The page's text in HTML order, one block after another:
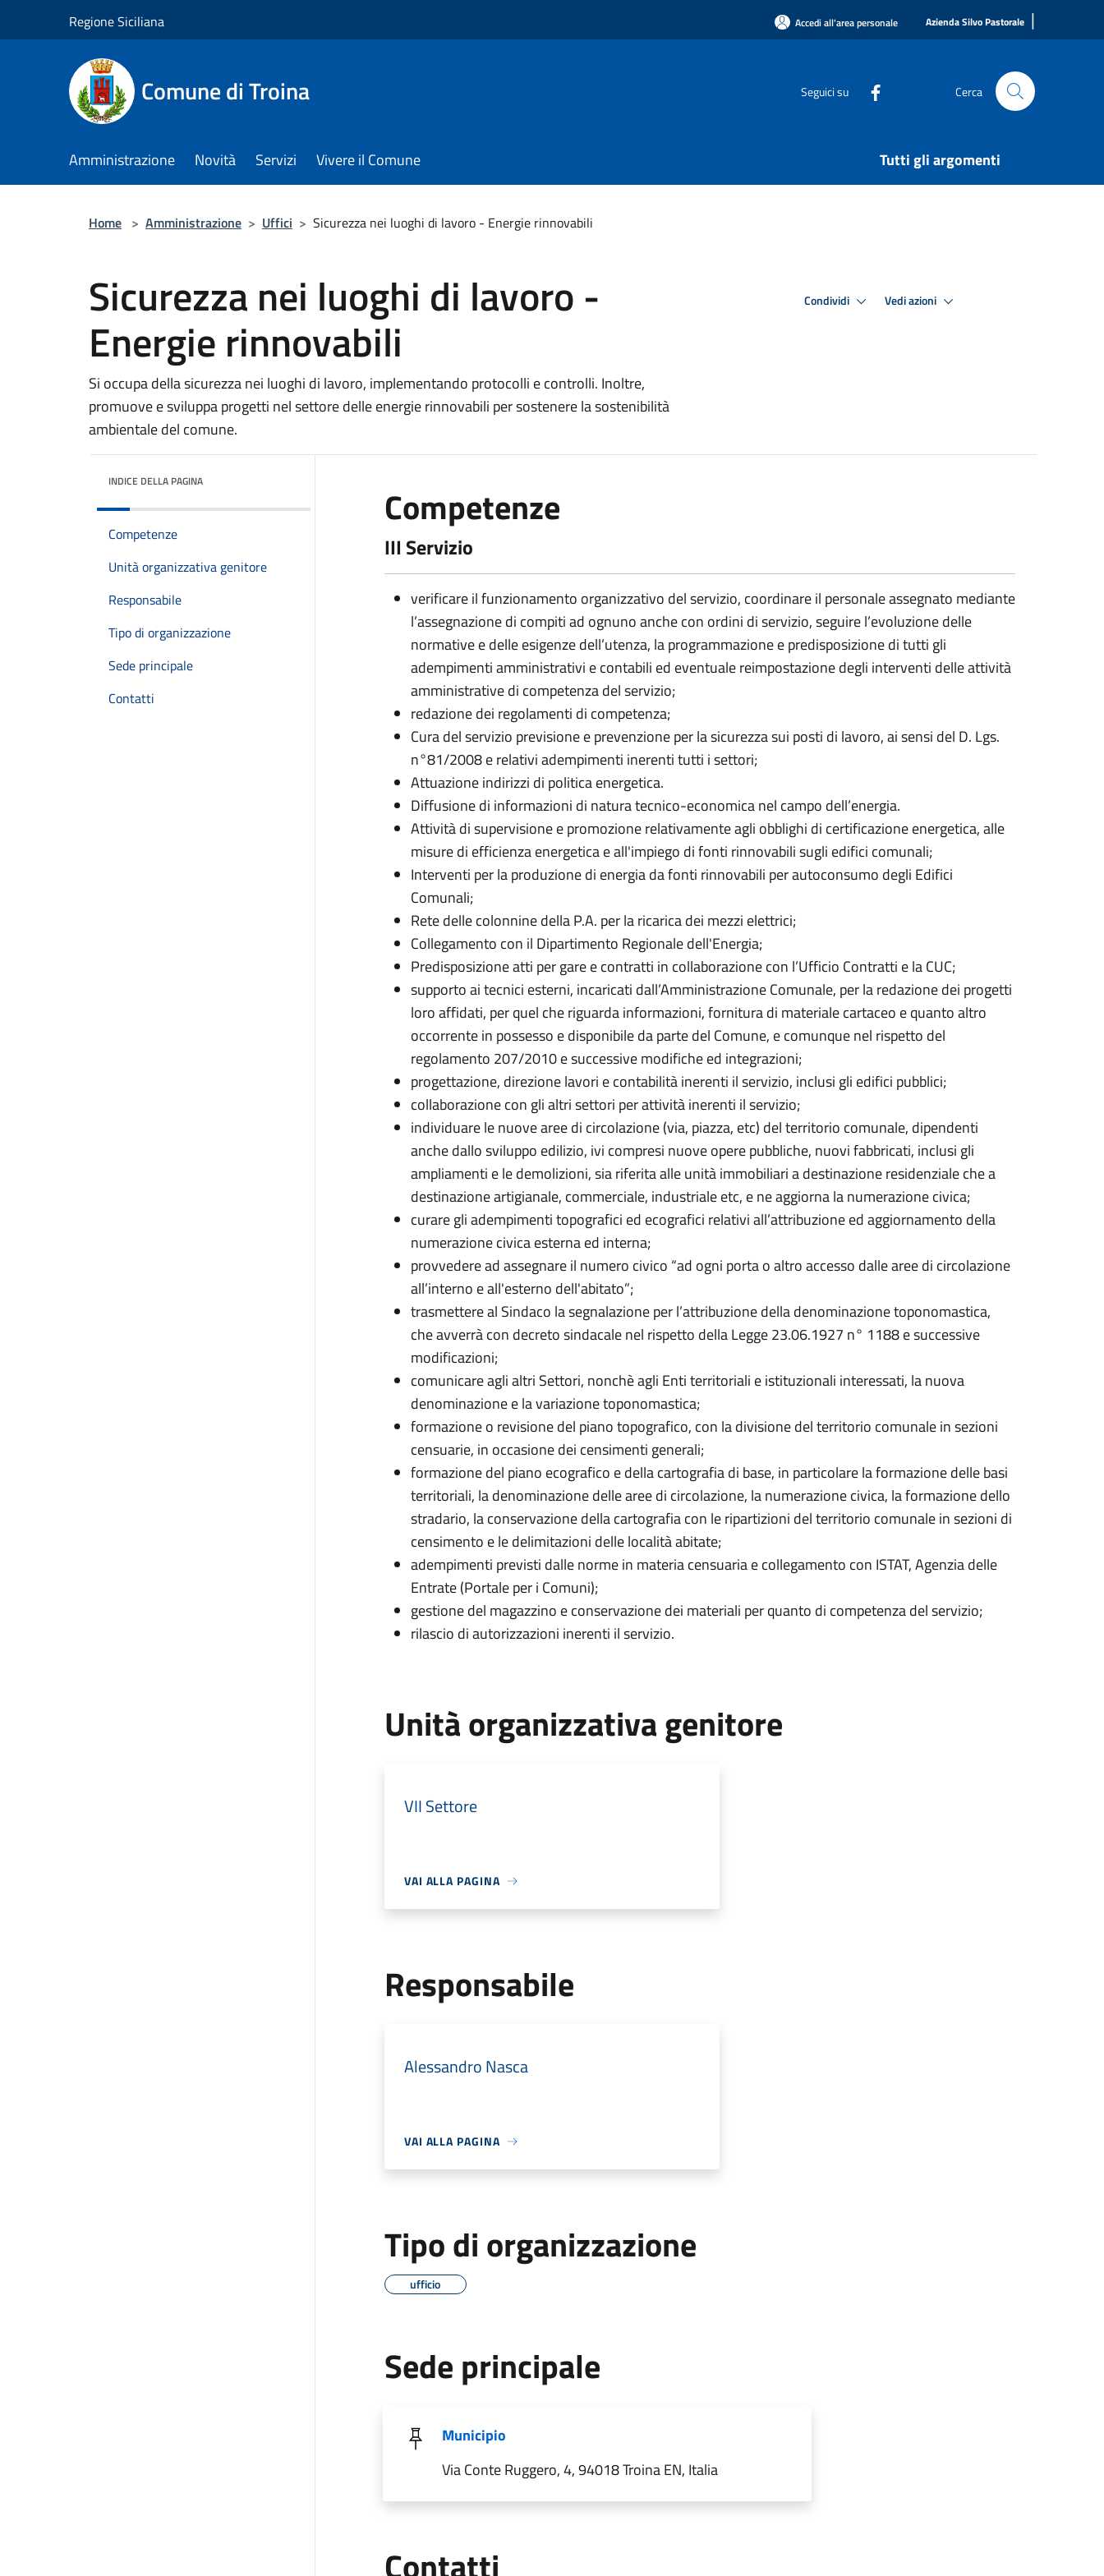
Regione Siciliana Accedi all'area personale Azienda Silvo Pastorale |
Comune di Troina Seguici su Cerca
Amministrazione Novità Servizi Vivere il Comune Tutti gli argomenti
Home > Amministrazione > Uffici > Sicurezza nei luoghi di lavoro - Energie rinnovabili
Sicurezza nei luoghi di lavoro -
Energie rinnovabili
Si occupa della sicurezza nei luoghi di lavoro, implementando protocolli e controlli. Inoltre,
promuove e sviluppa progetti nel settore delle energie rinnovabili per sostenere la sostenibilità
ambientale del comune.
Condividi Vedi azioni
INDICE DELLA PAGINA
Competenze
Unità organizzativa genitore
Responsabile
Tipo di organizzazione
Sede principale
Contatti
Competenze
III Servizio
verificare il funzionamento organizzativo del servizio, coordinare il personale assegnato mediante
l’assegnazione di compiti ad ognuno anche con ordini di servizio, seguire l’evoluzione delle
normative e delle esigenze dell’utenza, la programmazione e predisposizione di tutti gli
adempimenti amministrativi e contabili ed eventuale reimpostazione degli interventi delle attività
amministrative di competenza del servizio;
redazione dei regolamenti di competenza;
Cura del servizio previsione e prevenzione per la sicurezza sui posti di lavoro, ai sensi del D. Lgs.
n°81/2008 e relativi adempimenti inerenti tutti i settori;
Attuazione indirizzi di politica energetica.
Diffusione di informazioni di natura tecnico-economica nel campo dell’energia.
Attività di supervisione e promozione relativamente agli obblighi di certificazione energetica, alle
misure di efficienza energetica e all'impiego di fonti rinnovabili sugli edifici comunali;
Interventi per la produzione di energia da fonti rinnovabili per autoconsumo degli Edifici
Comunali;
Rete delle colonnine della P.A. per la ricarica dei mezzi elettrici;
Collegamento con il Dipartimento Regionale dell'Energia;
Predisposizione atti per gare e contratti in collaborazione con l’Ufficio Contratti e la CUC;
supporto ai tecnici esterni, incaricati dall’Amministrazione Comunale, per la redazione dei progetti
loro affidati, per quel che riguarda informazioni, fornitura di materiale cartaceo e quanto altro
occorrente in possesso e disponibile da parte del Comune, e comunque nel rispetto del
regolamento 207/2010 e successive modifiche ed integrazioni;
progettazione, direzione lavori e contabilità inerenti il servizio, inclusi gli edifici pubblici;
collaborazione con gli altri settori per attività inerenti il servizio;
individuare le nuove aree di circolazione (via, piazza, etc) del territorio comunale, dipendenti
anche dallo sviluppo edilizio, ivi compresi nuove opere pubbliche, nuovi fabbricati, inclusi gli
ampliamenti e le demolizioni, sia riferita alle unità immobiliari a destinazione residenziale che a
destinazione artigianale, commerciale, industriale etc, e ne aggiorna la numerazione civica;
curare gli adempimenti topografici ed ecografici relativi all’attribuzione ed aggiornamento della
numerazione civica esterna ed interna;
provvedere ad assegnare il numero civico “ad ogni porta o altro accesso dalle aree di circolazione
all’interno e all'esterno dell'abitato”;
trasmettere al Sindaco la segnalazione per l’attribuzione della denominazione toponomastica,
che avverrà con decreto sindacale nel rispetto della Legge 23.06.1927 n° 1188 e successive
modificazioni;
comunicare agli altri Settori, nonchè agli Enti territoriali e istituzionali interessati, la nuova
denominazione e la variazione toponomastica;
formazione o revisione del piano topografico, con la divisione del territorio comunale in sezioni
censuarie, in occasione dei censimenti generali;
formazione del piano ecografico e della cartografia di base, in particolare la formazione delle basi
territoriali, la denominazione delle aree di circolazione, la numerazione civica, la formazione dello
stradario, la conservazione della cartografia con le ripartizioni del territorio comunale in sezioni di
censimento e le delimitazioni delle località abitate;
adempimenti previsti dalle norme in materia censuaria e collegamento con ISTAT, Agenzia delle
Entrate (Portale per i Comuni);
gestione del magazzino e conservazione dei materiali per quanto di competenza del servizio;
rilascio di autorizzazioni inerenti il servizio.
Unità organizzativa genitore
VII Settore
VAI ALLA PAGINA
Responsabile
Alessandro Nasca
VAI ALLA PAGINA
Tipo di organizzazione
ufficio
Sede principale
Municipio
Via Conte Ruggero, 4, 94018 Troina EN, Italia